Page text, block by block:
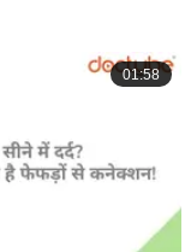
01:58